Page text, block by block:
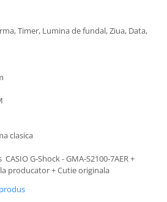
Timer, Lumina de fundal, Ziua, Data,
clasica
CASIO G-Shock - GMA-S2100-7AER +
producator + Cutie originala